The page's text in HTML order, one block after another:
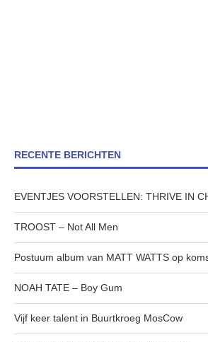
RECENTE BERICHTEN
EVENTJES VOORSTELLEN: THRIVE IN
TROOST – Not All Men
Postuum album van MATT WATTS op
NOAH TATE – Boy Gum
Vijf keer talent in Buurtkroeg MosCow